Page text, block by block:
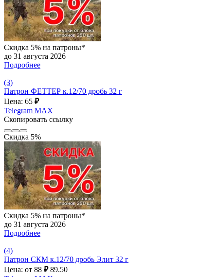
Скидка 5% на патроны*
до 31 августа 2026
Подробнее
(3)
Патрон ФЕТТЕР к.12/70 дробь 32 г
Цена: 65 ₽
Telegram MAX
Скопировать ссылку
Скидка 5%
Скидка 5% на патроны*
до 31 августа 2026
Подробнее
(4)
Патрон СКМ к.12/70 дробь Элит 32 г
Цена: от 88 ₽ 89.50